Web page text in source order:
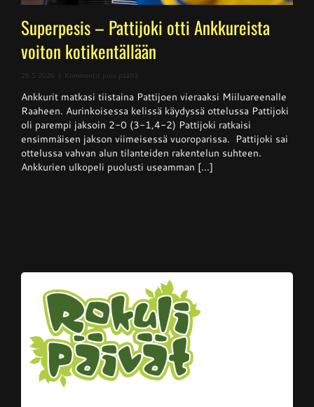
Superpesis – Pattijoki otti Ankkureista
voiton kotikentällään
26.5.2026 Kommentit pois päältä
–
Pattijoki
otti
Ankkureista
voiton
kotikentällään
Ankkurit matkasi tiistaina Pattijoen vieraaksi Miiluareenalle
Raaheen. Aurinkoisessa kelissä käydyssä ottelussa Pattijoki
oli parempi jaksoin 2-0 (3-1,4-2) Pattijoki ratkaisi
ensimmäisen jakson viimeisessä vuoroparissa. Pattijoki sai
ottelussa vahvan alun tilanteiden rakentelun suhteen.
Ankkurien ulkopeli puolusti useamman [...]